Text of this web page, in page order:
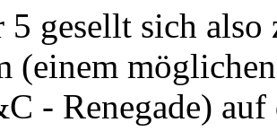
5 gesellt sich
(einem
- Renegade)